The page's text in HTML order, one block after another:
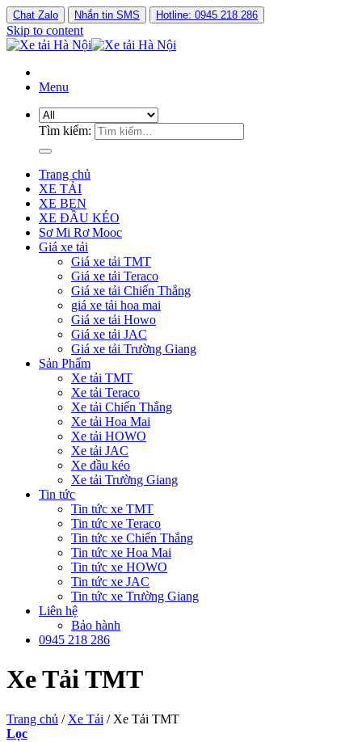
Chat Zalo Nhắn tin SMS Hotline: 0945 218 286
Skip to content
Menu
Tìm kiếm:
Trang chủ
XE TẢI
XE BEN
XE ĐẦU KÉO
Sơ Mi Rơ Mooc
Giá xe tải
Giá xe tải TMT
Giá xe tải Teraco
Giá xe tải Chiến Thắng
giá xe tải hoa mai
Giá xe tải Howo
Giá xe tải JAC
Giá xe tải Trường Giang
Sản Phẩm
Xe tải TMT
Xe tải Teraco
Xe tải Chiến Thắng
Xe tải Hoa Mai
Xe tải HOWO
Xe tải JAC
Xe đầu kéo
Xe tải Trường Giang
Tin tức
Tin tức xe TMT
Tin tức xe Teraco
Tin tức xe Chiến Thắng
Tin tức xe Hoa Mai
Tin tức xe HOWO
Tin tức xe JAC
Tin tức xe Trường Giang
Liên hệ
Bảo hành
0945 218 286
Xe Tải TMT
Trang chủ / Xe Tải /Xe Tải TMT
Lọc